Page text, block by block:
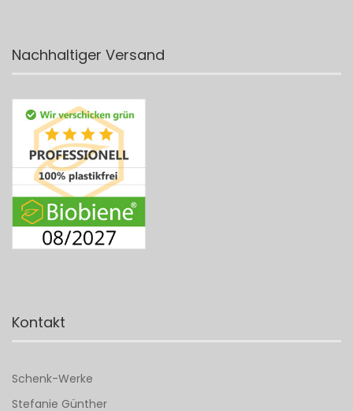
Nachhaltiger Versand
Kontakt
Schenk-Werke
Stefanie Günther